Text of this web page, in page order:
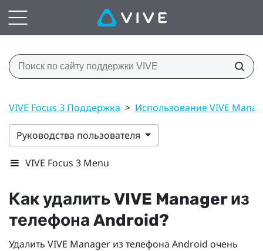
VIVE Focus 3 Поддержка > Использование VIVE
Руководства пользователя
VIVE Focus 3 Menu
Как удалитьVIVE Managerиз
телефона Android?
Удалить VIVE Manager из телефона Android очень